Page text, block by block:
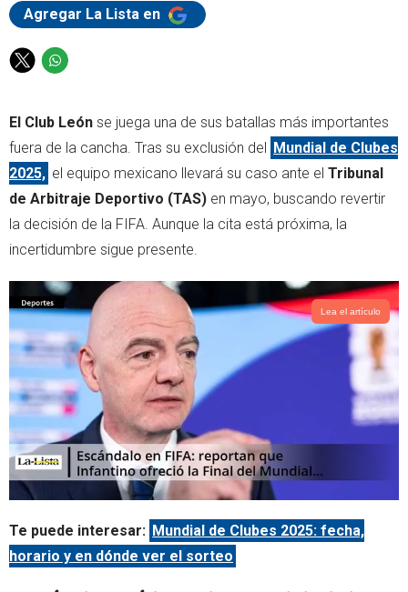
Agregar La Lista en
T
t
t
e
r
W
t
s
a
p
p
El Club León se juega una de sus batallas más importantes
fuera de la cancha. Tras su exclusión del Mundial de Clubes
2025, el equipo mexicano llevará su caso ante elTribunal
de Arbitraje Deportivo (TAS) en mayo, buscando revertir
la decisión de la FIFA. Aunque la cita está próxima, la
incertidumbre sigue presente.
Lea el artículo
Te puede interesar: Mundial de Clubes 2025: fecha,
horario y en dónde ver el sorteo